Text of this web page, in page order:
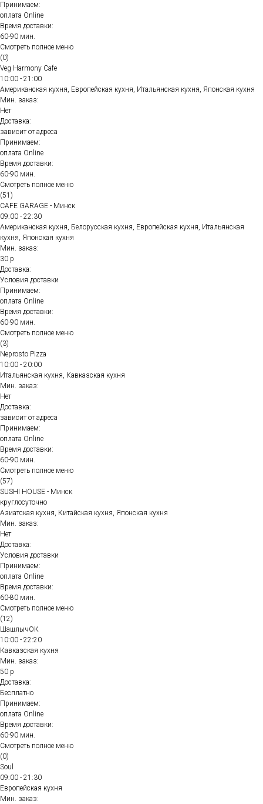
Принимаем:
оплата Online
Время доставки:
60-90 мин.
Смотреть полное меню
(0)
Veg Harmony Cafe
10:00 - 21:00
Американская кухня, Европейская кухня, Итальянская кухня, Японская кухня
Мин. заказ:
Нет
Доставка:
зависит от адреса
Принимаем:
оплата Online
Время доставки:
60-90 мин.
Смотреть полное меню
(51)
CAFE GARAGE - Минск
09:00 - 22:30
Американская кухня, Белорусская кухня, Европейская кухня, Итальянская
кухня, Японская кухня
Мин. заказ:
30 р
Доставка:
Условия доставки
Принимаем:
оплата Online
Время доставки:
60-90 мин.
Смотреть полное меню
(3)
Neprosto Pizza
10:00 - 20:00
Итальянская кухня, Кавказская кухня
Мин. заказ:
Нет
Доставка:
зависит от адреса
Принимаем:
оплата Online
Время доставки:
60-90 мин.
Смотреть полное меню
(57)
SUSHI HOUSE - Минск
круглосуточно
Азиатская кухня, Китайская кухня, Японская кухня
Мин. заказ:
Нет
Доставка:
Условия доставки
Принимаем:
оплата Online
Время доставки:
60-80 мин.
Смотреть полное меню
(12)
ШашлычОК
10:00 - 22:20
Кавказская кухня
Мин. заказ:
50 р
Доставка:
Бесплатно
Принимаем:
оплата Online
Время доставки:
60-90 мин.
Смотреть полное меню
(0)
Soul
09:00 - 21:30
Европейская кухня
Мин. заказ: